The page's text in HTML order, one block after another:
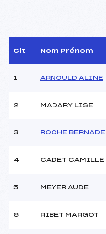
D.T Adjoint :
Dir. Epreuve :
Point Bas :
Clt Nom Prénom
1 ARNOULD ALINE
2 MADARY LISE
3 ROCHE
4 CADET CAMILLE
5 MEYER AUDE
6 RIBET MARGOT